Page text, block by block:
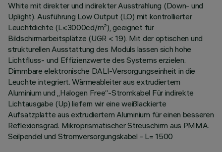
White mit direkter und indirekter Ausstrahlung (Down- und
Uplight). Ausführung Low Output (LO) mit kontrollierter
Leuchtdichte (L≤3000cd/m²), geeignet für
Bildschirmarbeitsplätze (UGR < 19). Mit der optischen und
strukturellen Ausstattung des Moduls lassen sich hohe
Lichtfluss- und Effizienzwerte des Systems erzielen.
Dimmbare elektronische DALI-Versorgungseinheit in die
Leuchte integriert. Wärmeableiter aus extrudiertem
Aluminium und „Halogen Free“-Stromkabel Für indirekte
Lichtausgabe (Up) liefern wir eine weißlackierte
Aufsatzplatte aus extrudiertem Aluminium für einen besseren
Reflexionsgrad. Mikroprismatischer Streuschirm aus PMMA.
Seilpendel und Stromversorgungskabel - L= 1500